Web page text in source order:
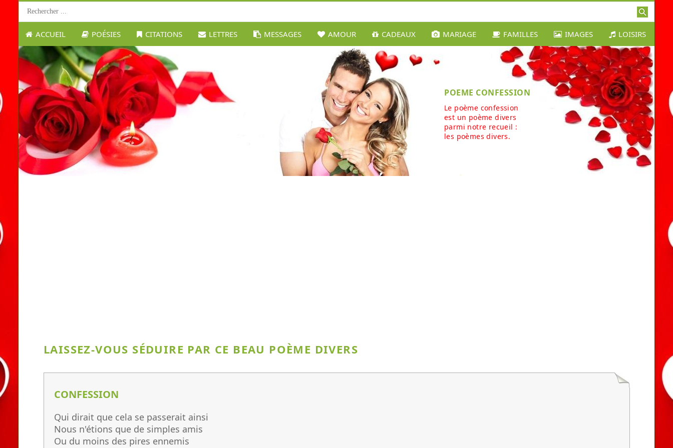
ACCUEIL POÉSIES CITATIONS LETTRES MESSAGES AMOUR CADEAUX MARIAGE FAMILLES IMAGES LOISIRS
POEME CONFESSION
Le poème confession
est un poème divers
parmi notre recueil :
les poèmes divers.
LAISSEZ-VOUS SÉDUIRE PAR CE BEAU POÈME DIVERS
CONFESSION
Qui dirait que cela se passerait ainsi
Nous n'étions que de simples amis
Ou du moins des pires ennemis